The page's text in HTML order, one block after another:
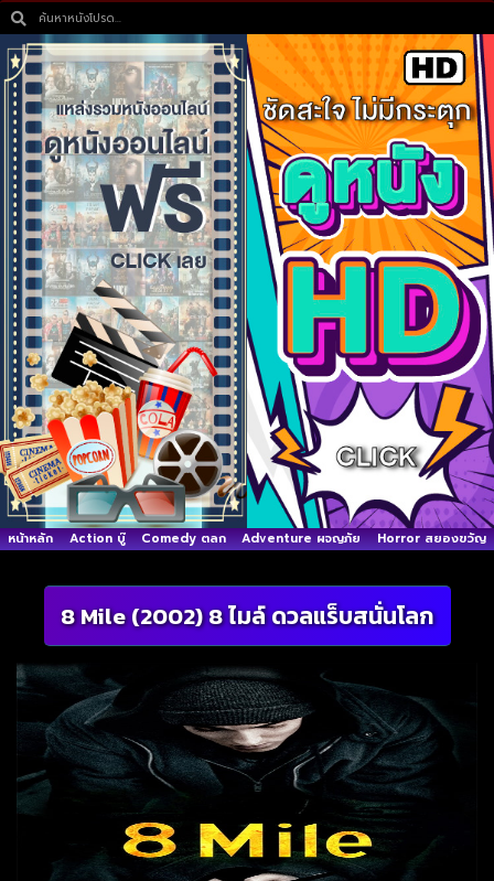
หน้าหลัก Action บู๊ Comedy ตลก Adventure ผจญภัย Horror สยองขวัญ
8 Mile (2002) 8 ไมล์ ดวลแร็บสนั่นโลก